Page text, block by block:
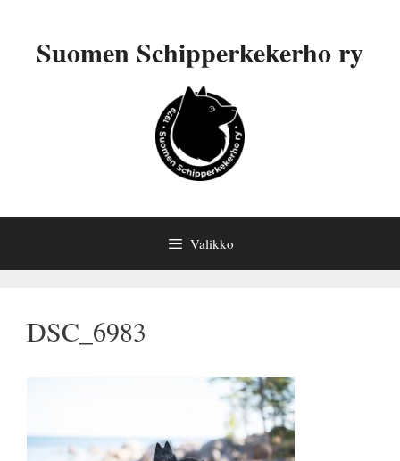
Suomen Schipperkekerho ry
Valikko
DSC_6983